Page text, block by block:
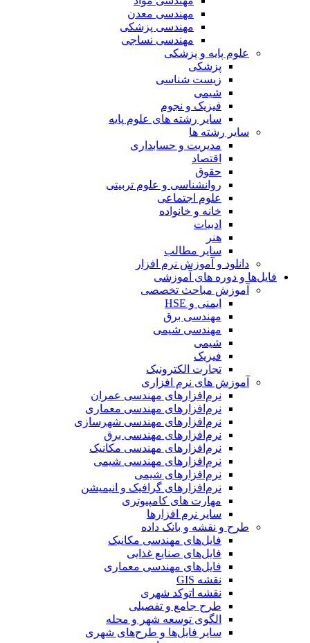
مهندسی معدن
مهندسی پزشکی
مهندسی نساجی
علوم پایه و پزشکی
پزشکی
زیست شناسی
شیمی
فیزیک و نجوم
سایر رشته های علوم پایه
سایر رشته ها
مدیریت و حسابداری
اقتصاد
حقوق
روانشناسی و علوم تربیتی
علوم اجتماعی
خانه و خانواده
ادبیات
هنر
سایر مطالب
دانلود و آموزش نرم افزار
فایل‌ها و دوره های آموزشی
آموزش مباحث تخصصی
ایمنی و HSE
مهندسی برق
مهندسی شیمی
شیمی
فیزیک
تجارت الکترونیک
آموزش های نرم افزاری
نرم‌افزارهای مهندسی عمران
نرم‌افزارهای مهندسی معماری
نرم‌افزارهای مهندسی شهرسازی
نرم‌افزارهای مهندسی برق
نرم‌افزارهای مهندسی مکانیک
نرم‌افزارهای مهندسی شیمی
نرم‌افزارهای شیمی
نرم‌افزارهای گرافیک و انیمیشن
مهارت های کامپیوتری
سایر نرم افزارها
طرح و نقشه و بانک داده
فایل‌های مهندسی مکانیک
فایل‌های صنایع غذایی
فایل‌های مهندسی معماری
نقشه GIS
نقشه اتوکد شهری
طرح جامع و تفصیلی
الگوی توسعه شهر و محله
سایر فایل‌ها و طرح‌های شهری